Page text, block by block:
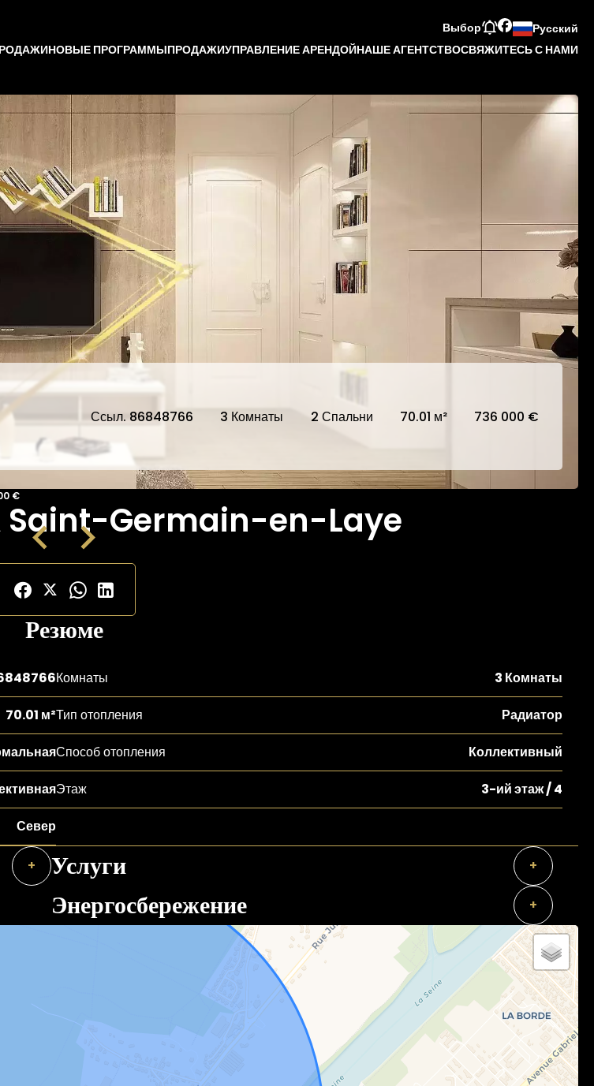
Выбор
Русский
НОВЫЕ ПРОГРАММЫПРОДАЖИУПРАВЛЕНИЕ АРЕНДОЙНАШЕ АГЕНТСТВОСВЯЖИТЕСЬ С НАМИ
Ссыл. 86848766 3 Комнаты 2 Спальни 70.01 м² 736 000 €
€
Saint-Germain-en-Laye
Резюме
Комнаты 3 Комнаты
70.01 м²Тип отопления Радиатор
Способ отопления Коллективный
Этаж 3-ий этаж / 4
Север
+ Услуги +
Энергосбережение +